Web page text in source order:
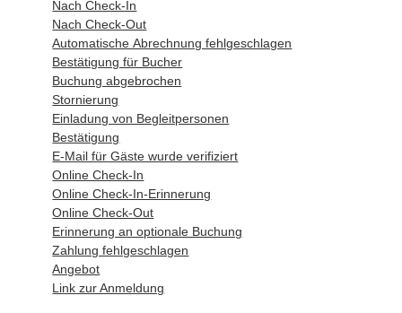
Nach Check-In
Nach Check-Out
Automatische Abrechnung fehlgeschlagen
Bestätigung für Bucher
Buchung abgebrochen
Stornierung
Einladung von Begleitpersonen
Bestätigung
E-Mail für Gäste wurde verifiziert
Online Check-In
Online Check-In-Erinnerung
Online Check-Out
Erinnerung an optionale Buchung
Zahlung fehlgeschlagen
Angebot
Link zur Anmeldung